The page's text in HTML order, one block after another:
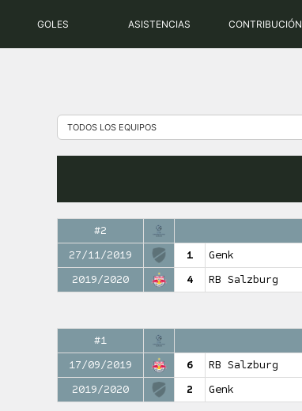
GOLES ASISTENCIAS CONTRIBUCIÓN
#2
27/11/2019
1 Genk
2019/2020 4 RB Salzburg
#1
17/09/2019
6 RB Salzburg
2019/2020 2 Genk